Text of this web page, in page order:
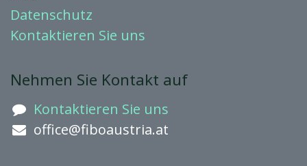
Datenschutz
Kontaktieren Sie uns
Nehmen Sie Kontakt auf
Kontaktieren Sie uns
office@fiboaustria.at